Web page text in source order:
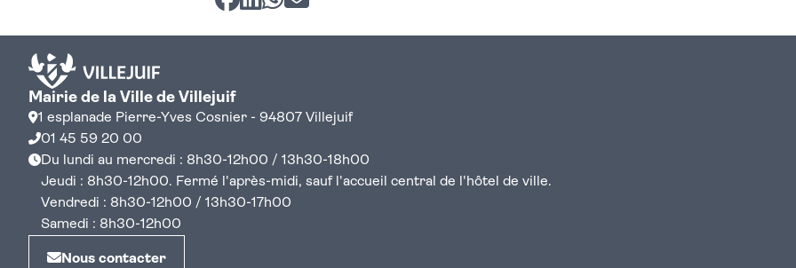
Mairie de la Ville de Villejuif
1 esplanade Pierre-Yves Cosnier - 94807 Villejuif
01 45 59 20 00
Du lundi au mercredi : 8h30-12h00 / 13h30-18h00
Jeudi : 8h30-12h00. Fermé l'après-midi, sauf l'accueil central de l'hôtel de ville.
Vendredi : 8h30-12h00 / 13h30-17h00
Samedi : 8h30-12h00
Nous contacter